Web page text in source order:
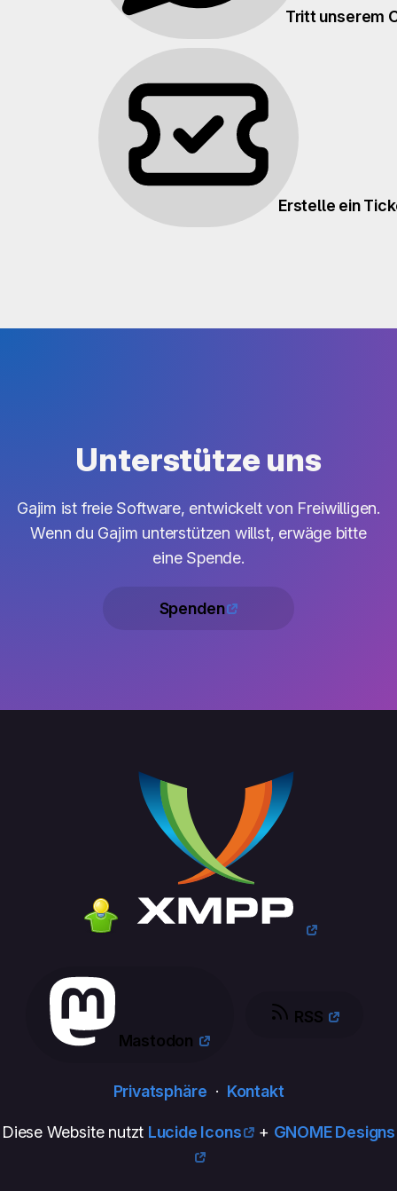
Tritt unserem
Erstelle ein
Unterstütze uns
Gajim ist freie Software, entwickelt von Freiwilligen.
Wenn du Gajim unterstützen willst, erwäge bitte
eine Spende.
Spenden
Mastodon
RSS
Privatsphäre · Kontakt
Diese Website nutzt Lucide Icons + GNOME Designs